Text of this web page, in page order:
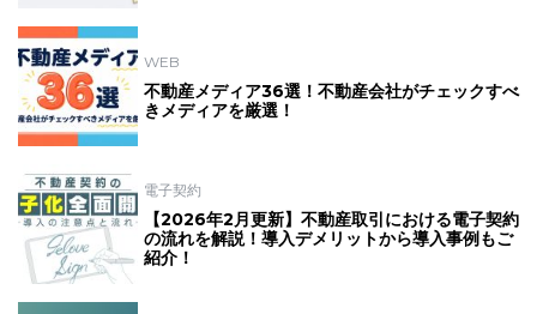
WEB
不動産メディア36選！不動産会社がチェックすべ
きメディアを厳選！
電子契約
【2026年2月更新】不動産取引における電子契約
の流れを解説！導入デメリットから導入事例もご
紹介！